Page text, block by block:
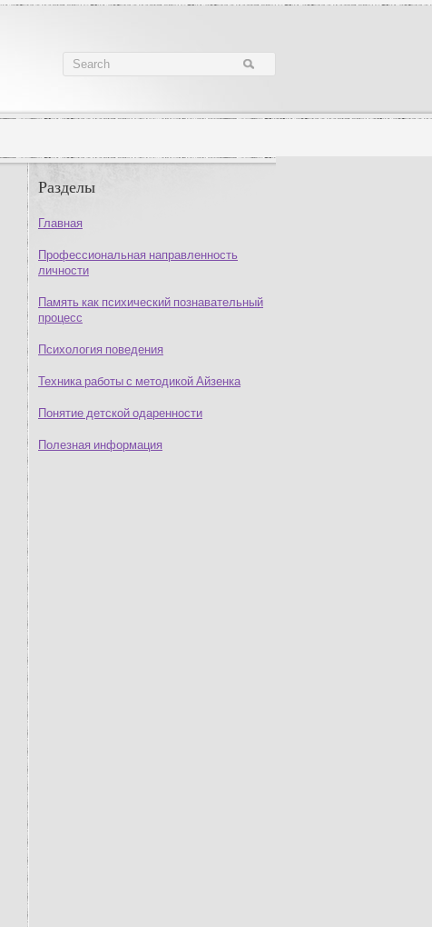
Разделы
Главная
Профессиональная направленность
личности
Память как психический познавательный
процесс
Психология поведения
Техника работы с методикой Айзенка
Понятие детской одаренности
Полезная информация